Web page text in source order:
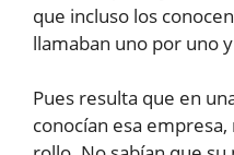
que incluso los
llamaban uno por uno
Pues resulta que en
conocían esa